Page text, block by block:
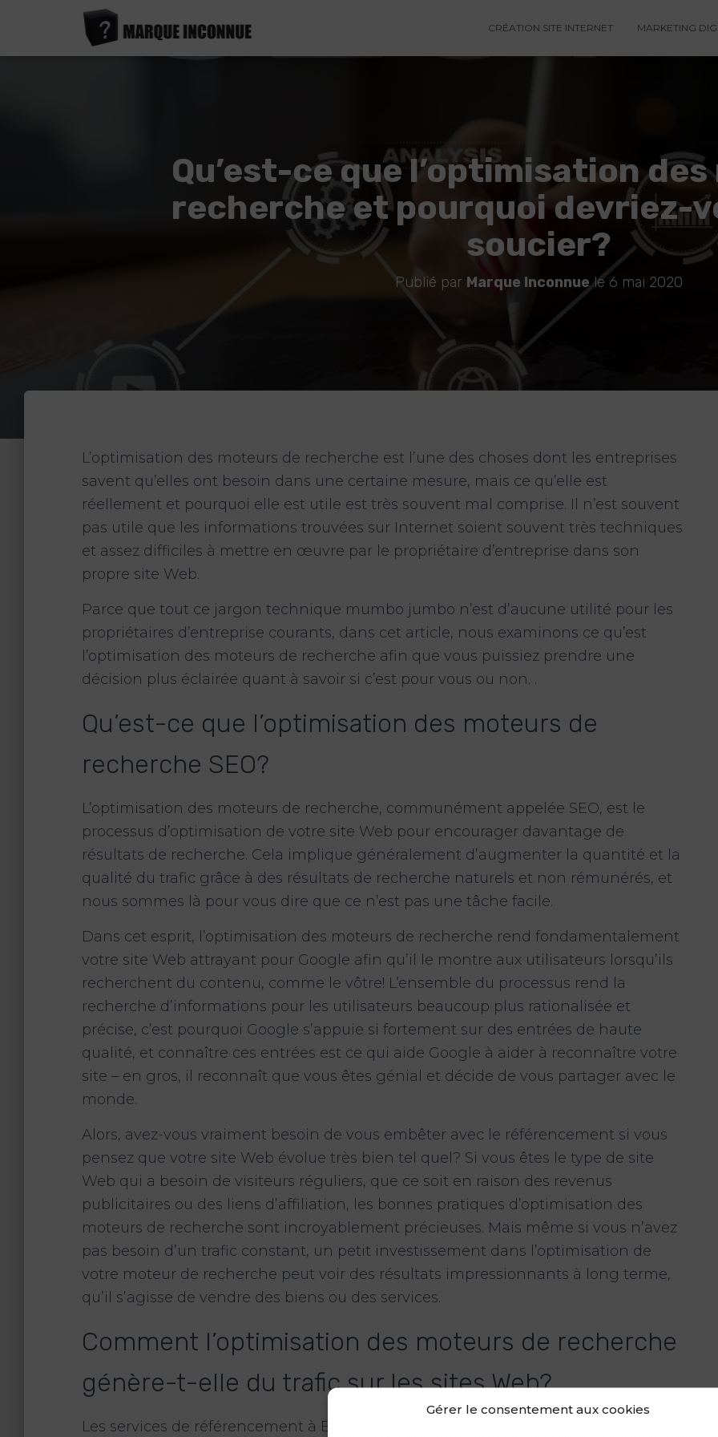
Gérer le consentement aux cookies
CRÉATION SITE INTERNET MARKETING
Qu’est-ce que l’optimisation
recherche et pourquoi devriez-
soucier?
Publié par Marque Inconnuele 6 mai 2020
L’optimisation des moteurs de recherche est l’une des choses dont les entreprises
savent qu’elles ont besoin dans une certaine mesure, mais ce qu’elle est
réellement et pourquoi elle est utile est très souvent mal comprise. Il n’est souvent
pas utile que les informations trouvées sur Internet soient souvent très techniques
et assez difficiles à mettre en œuvre par le propriétaire d’entreprise dans son
propre site Web.
Parce que tout ce jargon technique mumbo jumbo n’est d’aucune utilité pour les
propriétaires d’entreprise courants, dans cet article, nous examinons ce qu’est
l’optimisation des moteurs de recherche afin que vous puissiez prendre une
décision plus éclairée quant à savoir si c’est pour vous ou non. .
Qu’est-ce que l’optimisation des moteurs de
recherche SEO?
L’optimisation des moteurs de recherche, communément appelée SEO, est le
processus d’optimisation de votre site Web pour encourager davantage de
résultats de recherche. Cela implique généralement d’augmenter la quantité et la
qualité du trafic grâce à des résultats de recherche naturels et non rémunérés, et
nous sommes là pour vous dire que ce n’est pas une tâche facile.
Dans cet esprit, l’optimisation des moteurs de recherche rend fondamentalement
votre site Web attrayant pour Google afin qu’il le montre aux utilisateurs lorsqu’ils
recherchent du contenu, comme le vôtre! L’ensemble du processus rend la
recherche d’informations pour les utilisateurs beaucoup plus rationalisée et
précise, c’est pourquoi Google s’appuie si fortement sur des entrées de haute
qualité, et connaître ces entrées est ce qui aide Google à aider à reconnaître votre
site – en gros, il reconnaît que vous êtes génial et décide de vous partager avec le
monde.
Alors, avez-vous vraiment besoin de vous embêter avec le référencement si vous
pensez que votre site Web évolue très bien tel quel? Si vous êtes le type de site
Web qui a besoin de visiteurs réguliers, que ce soit en raison des revenus
publicitaires ou des liens d’affiliation, les bonnes pratiques d’optimisation des
moteurs de recherche sont incroyablement précieuses. Mais même si vous n’avez
pas besoin d’un trafic constant, un petit investissement dans l’optimisation de
votre moteur de recherche peut voir des résultats impressionnants à long terme,
qu’il s’agisse de vendre des biens ou des services.
Comment l’optimisation des moteurs de recherche
génère-t-elle du trafic sur les sites Web?
Les services de référencement à Brisbane, Sydney ou partout où ils se trouvent